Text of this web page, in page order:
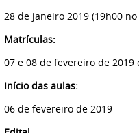
28 de janeiro 2019 (19h00
Matrículas:
07 e 08 de fevereiro de 2019
Início das aulas:
06 de fevereiro de 2019